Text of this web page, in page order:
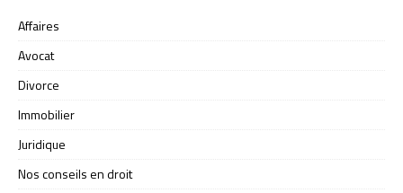
Affaires
Avocat
Divorce
Immobilier
Juridique
Nos conseils en droit